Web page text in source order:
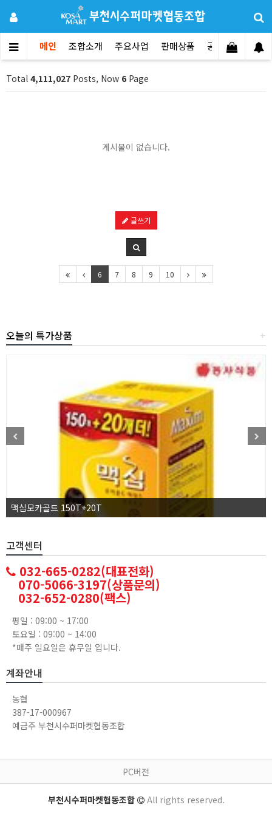
메인 조합소개 주요사업 판매상품 공지사항 문
Total 4,111,027 Posts, Now 6 Page
게시물이 없습니다.
글쓰기
6 7 8 9 10
+
오늘의 특가상품
맥심모카골드 150T+20T
고객센터
032-665-0282(대표전화)
070-5066-3197(상품문의)
032-652-0280(팩스)
평일 : 09:00 ~ 17:00
토요일 : 09:00 ~ 14:00
*매주 일요일은 휴무일 입니다.
계좌안내
농협
387-17-000967
예금주 부천시수퍼마켓협동조합
PC버전
부천시수퍼마켓협동조합 All rights reserved.